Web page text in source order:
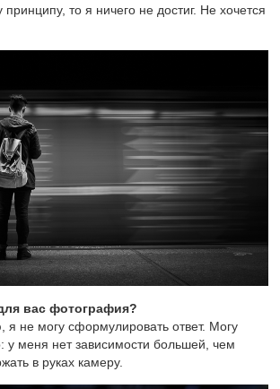
принципу, то я ничего не достиг. Не хочется
вас фотография?
я не могу сформулировать ответ. Могу
у меня нет зависимости большей, чем
в руках камеру.